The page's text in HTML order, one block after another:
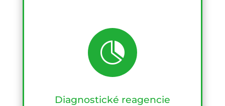

Diagnostické reagencie